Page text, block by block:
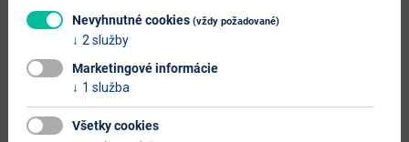
dodávateľa
typové označenie
dodáva sa v demonte
montáž jednoduchá
Nevyhnutné cookies (vždy požadované)
2 služby
Marketingové informácie
1 služba
Všetky cookies